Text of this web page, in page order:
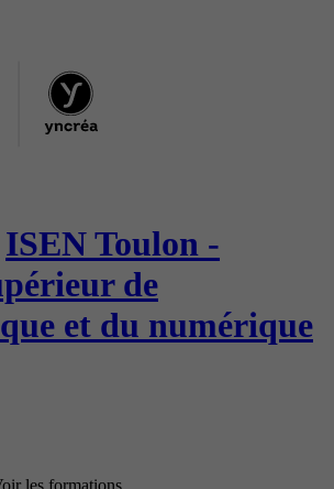
ISEN Toulon -
de
et du numérique
les formations